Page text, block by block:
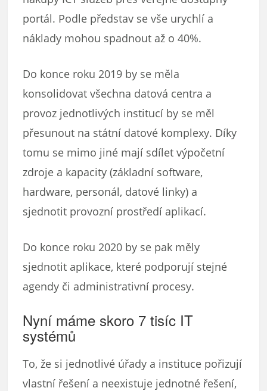
portál. Podle představ se vše urychlí a
náklady mohou spadnout až o 40%.
Do konce roku 2019 by se měla
konsolidovat všechna datová centra a
provoz jednotlivých institucí by se měl
přesunout na státní datové komplexy. Díky
tomu se mimo jiné mají sdílet výpočetní
zdroje a kapacity (základní software,
hardware, personál, datové linky) a
sjednotit provozní prostředí aplikací.
Do konce roku 2020 by se pak měly
sjednotit aplikace, které podporují stejné
agendy či administrativní procesy.
Nyní máme skoro 7 tisíc IT
systémů
To, že si jednotlivé úřady a instituce pořizují
vlastní řešení a neexistuje jednotné řešení,